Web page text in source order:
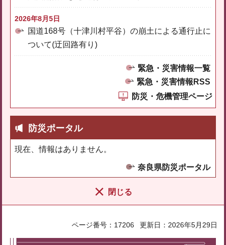
2026年8月5日
国道168号（十津川村平谷）の崩土による通行止に
ついて(迂回路有り)
緊急・災害情報一覧
緊急・災害情報RSS
防災・危機管理ページ
防災ポータル
現在、情報はありません。
奈良県防災ポータル
閉じる
ページ番号：17206 更新日：2026年5月29日